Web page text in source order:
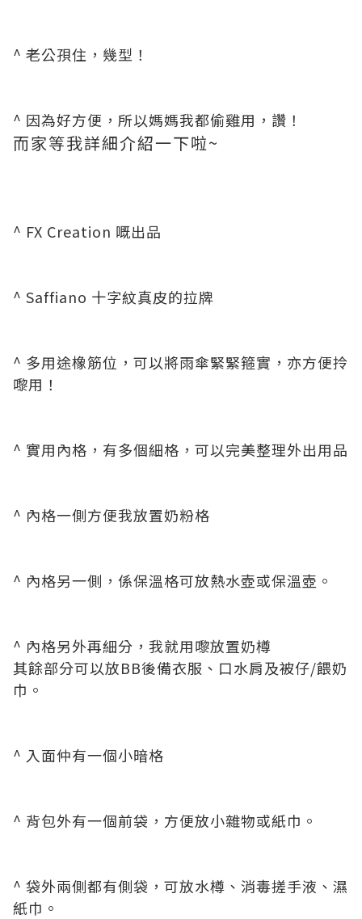
^ 老公孭住，幾型！
^ 因為好方便，所以媽媽我都偷雞用，讚！
而家等我詳細介紹一下啦~
^ FX Creation 嘅出品
^ Saffiano 十字紋真皮的拉牌
^ 多用途橡筋位，可以將雨傘緊緊箍實，亦方便拎
嚟用！
^ 實用內格，有多個細格，可以完美整理外出用品
^ 內格一側方便我放置奶粉格
^ 內格另一側，係保溫格可放熱水壺或保溫壺。
^ 內格另外再細分，我就用嚟放置奶樽
其餘部分可以放BB後備衣服、口水肩及被仔/餵奶
巾。
^ 入面仲有一個小暗格
^ 背包外有一個前袋，方便放小雜物或紙巾。
^ 袋外兩側都有側袋，可放水樽、消毒搓手液、濕
紙巾。